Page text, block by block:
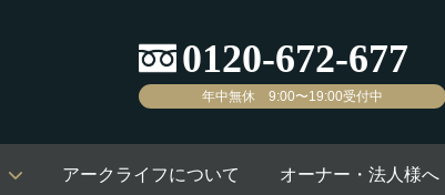
年中無休 9:00〜19:00受付中
アークライフについて オーナー・法人様へ